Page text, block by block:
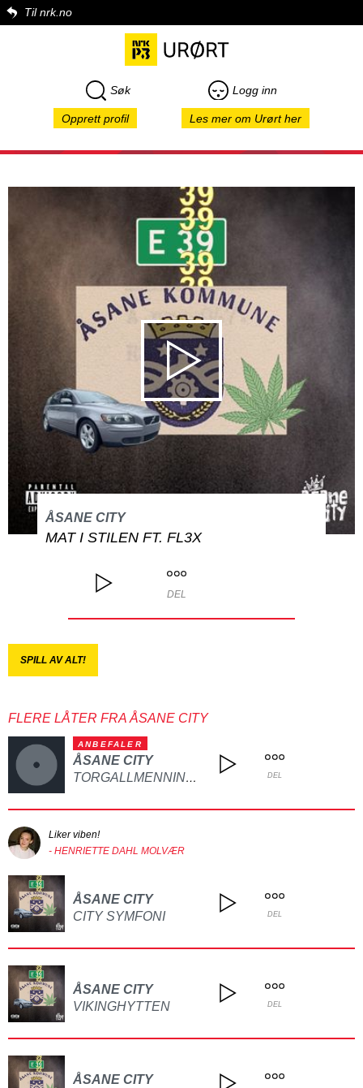
Til nrk.no
Søk Logg inn
Opprett profil Les mer om Urørt her
ÅSANE CITY
MAT I STILEN FT. FL3X
DEL
SPILL AV ALT!
FLERE LÅTER FRA ÅSANE CITY
ANBEFALER
ÅSANE CITY
TORGALLMENNINGEN DEL
Liker viben!
- HENRIETTE DAHL MOLVÆR
ÅSANE CITY
CITY SYMFONI
DEL
ÅSANE CITY
VIKINGHYTTEN
DEL
ÅSANE CITY